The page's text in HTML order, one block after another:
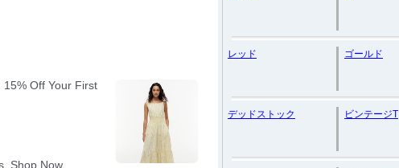
レッド ゴールド
デッドストック ビンテージT